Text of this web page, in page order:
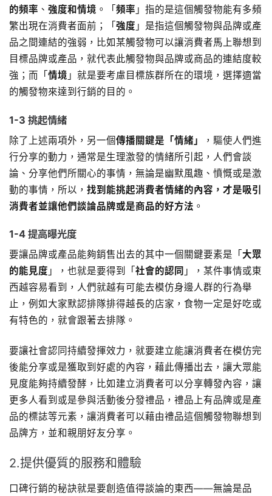
的頻率 、 強度和情境 。「 頻率 」指的是這個觸發物能有多頻
繁出現在消費者面前；「 強度 」是指這個觸發物與品牌或產
品之間連結的強弱，比如某觸發物可以讓消費者馬上聯想到
目標品牌或產品，就代表此觸發物與品牌或商品的連結度較
強；而「 情境 」就是要考慮目標族群所在的環境，選擇適當
的觸發物來達到行銷的目的。
1-3 挑起情緒
除了上述兩項外，另一個傳播關鍵是「情緒」
，驅使人們進
行分享的動力，通常是生理激發的情緒所引起，人們會談
論、分享他們所關心的事情，無論是幽默風趣、憤慨或是激
動的事情，所以， 找到能挑起消費者情緒的內容，才是吸引
消費者並讓他們談論品牌或是商品的好方法 。
1-4 提高曝光度
要讓品牌或產品能夠銷售出去的其中一個關鍵要素是「 大眾
的能見度 」，也就是要得到「 社會的認同 」，某件事情或東
西越容易看到，人們就越有可能去模仿身邊人群的行為舉
止，例如大家默認排隊排得越長的店家，食物一定是好吃或
有特色的，就會跟著去排隊。
要讓社會認同持續發揮效力，就要建立能讓消費者在模仿完
後能分享或是獲取到好處的內容，藉此傳播出去，讓大眾能
見度能夠持續發酵，比如建立消費者可以分享轉發內容，讓
更多人看到或是參與活動後分發禮品，禮品上有品牌或是產
品的標誌等元素，讓消費者可以藉由禮品這個觸發物聯想到
品牌方，並和親朋好友分享。
2.提供優質的服務和體驗
口碑行銷的秘訣就是要創造值得談論的東西——無論是品